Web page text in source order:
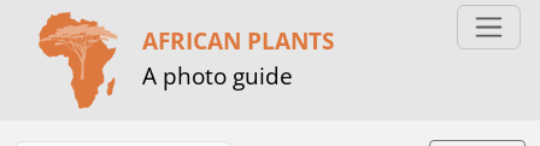
AFRICAN PLANTS
A photo guide